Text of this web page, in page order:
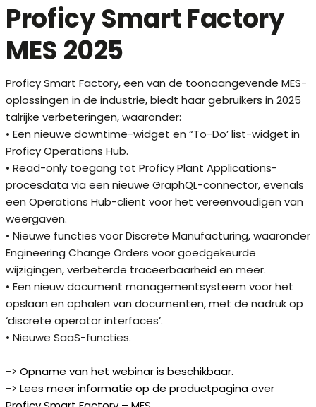
Proficy Smart Factory
MES 2025
Proficy Smart Factory, een van de toonaangevende MES-
oplossingen in de industrie, biedt haar gebruikers in 2025
talrijke verbeteringen, waaronder:
• Een nieuwe downtime-widget en “To-Do’ list-widget in
Proficy Operations Hub.
• Read-only toegang tot Proficy Plant Applications-
procesdata via een nieuwe GraphQL-connector, evenals
een Operations Hub-client voor het vereenvoudigen van
weergaven.
• Nieuwe functies voor Discrete Manufacturing, waaronder
Engineering Change Orders voor goedgekeurde
wijzigingen, verbeterde traceerbaarheid en meer.
• Een nieuw document managementsysteem voor het
opslaan en ophalen van documenten, met de nadruk op
‘discrete operator interfaces’.
• Nieuwe SaaS-functies.
-> Opname van het webinar is beschikbaar.
-> Lees meer informatie op de productpagina over